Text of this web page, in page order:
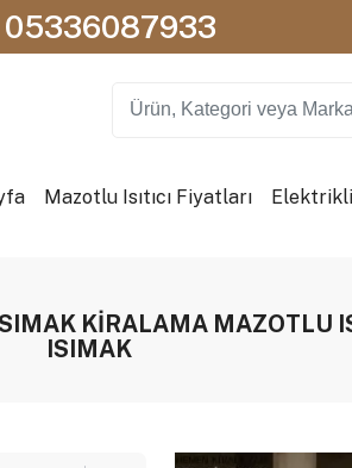
05336087933
Mazotlu Isıtıcı Fiyatları Elektrikli
KİRALAMA MAZOTLU
ISIMAK